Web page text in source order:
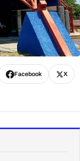
Facebook X